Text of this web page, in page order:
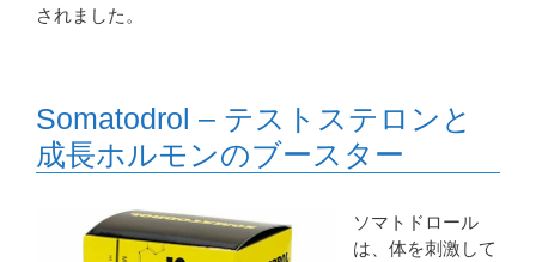
されました。
Somatodrol – テストステロンと
成長ホルモンのブースター
ソマトドロール
は、体を刺激して